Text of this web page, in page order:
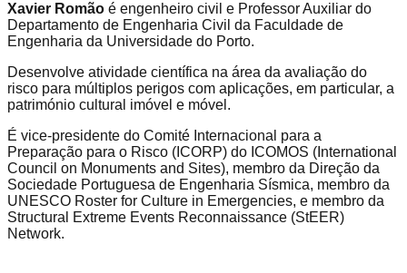
Xavier Romão é engenheiro civil e Professor Auxiliar do
Departamento de Engenharia Civil da Faculdade de
Engenharia da Universidade do Porto.
Desenvolve atividade científica na área da avaliação do
risco para múltiplos perigos com aplicações, em particular, a
património cultural imóvel e móvel.
É vice-presidente do Comité Internacional para a
Preparação para o Risco (ICORP) do ICOMOS (International
Council on Monuments and Sites), membro da Direção da
Sociedade Portuguesa de Engenharia Sísmica, membro da
UNESCO Roster for Culture in Emergencies, e membro da
Structural Extreme Events Reconnaissance (StEER)
Network.